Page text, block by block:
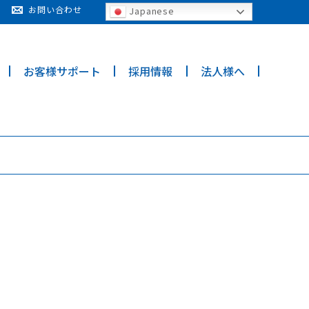
お客様サポート 採用情報 法人様へ
お問い合わせ Japanese
for details and any questions.Yes No